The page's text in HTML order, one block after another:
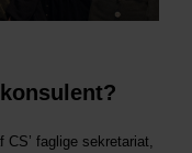
faglige sekretariat,